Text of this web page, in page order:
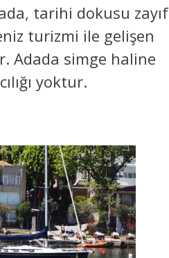
tarihi dokusu zayıf
turizmi ile gelişen
Adada simge haline
yoktur.